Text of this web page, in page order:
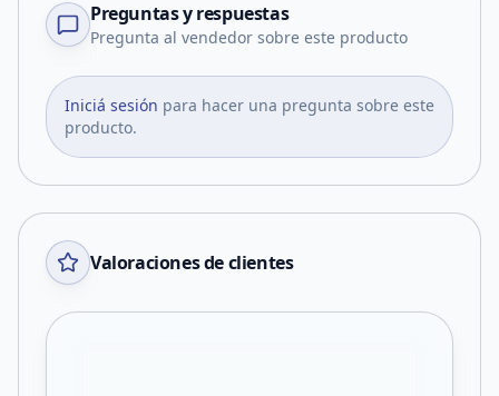
Preguntas y respuestas
Pregunta al vendedor sobre este producto
Iniciá sesión para hacer una pregunta sobre este
producto.
Valoraciones de clientes